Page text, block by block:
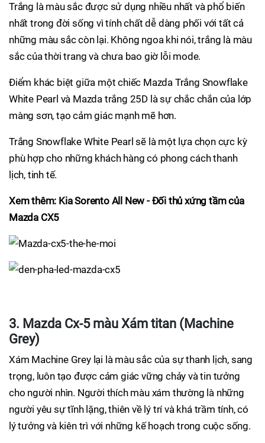
Trắng là màu sắc được sử dụng nhiều nhất và phổ biến
nhất trong đời sống vì tính chất dễ dàng phối với tất cả
những màu sắc còn lại. Không ngoa khi nói, trắng là màu
sắc của thời trang và chưa bao giờ lỗi mode.
Điểm khác biệt giữa một chiếc Mazda Trắng Snowflake
White Pearl và Mazda trắng 25D là sự chắc chắn của lớp
màng sơn, tạo cảm giác mạnh mẽ hơn.
Trắng Snowflake White Pearl sẽ là một lựa chọn cực kỳ
phù hợp cho những khách hàng có phong cách thanh
lịch, tinh tế.
Xem thêm: Kia Sorento All New - Đối thủ xứng tầm của
Mazda CX5
3. Mazda Cx-5 màu Xám titan (Machine
Grey)
Xám Machine Grey lại là màu sắc của sự thanh lịch, sang
trọng, luôn tạo được cảm giác vững chảy và tin tưởng
cho người nhìn. Người thích màu xám thường là những
người yêu sự tĩnh lặng, thiên về lý trí và khá trầm tính, có
lý tưởng và kiên trì với những kế hoạch trong cuộc sống.